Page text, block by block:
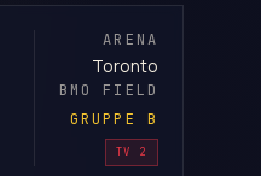
ARENA
Toronto
BMO FIELD
GRUPPE B
TV 2